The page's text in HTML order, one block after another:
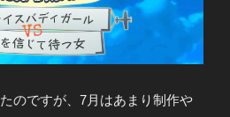
のですが、7月はあまり制作や